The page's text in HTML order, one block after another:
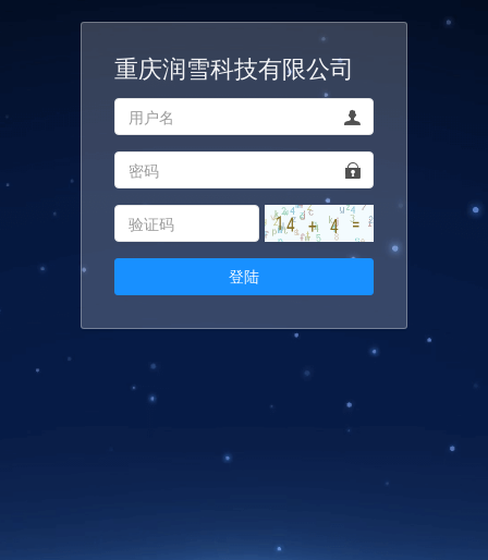
重庆润雪科技有限公司